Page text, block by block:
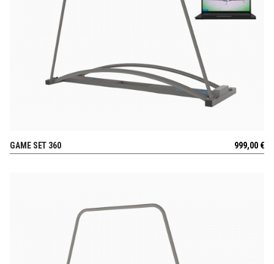
GAME SET 360 999,00 €